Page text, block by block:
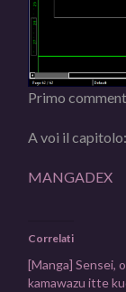
Primo
A voi il capitolo:
MANGADEX
Correlati
[Manga] Sensei,
kamawazu itte